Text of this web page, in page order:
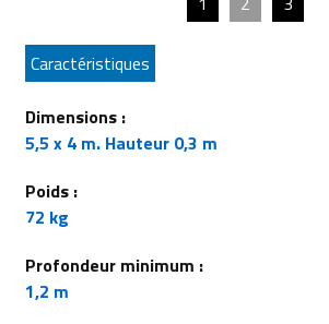
Caractéristiques
Dimensions :
5,5 x 4 m. Hauteur 0,3 m
Poids :
72 kg
Profondeur minimum :
1,2 m